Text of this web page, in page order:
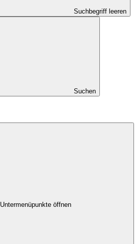
Suchbegriff leeren
Suchen
Untermenüpunkte öffnen